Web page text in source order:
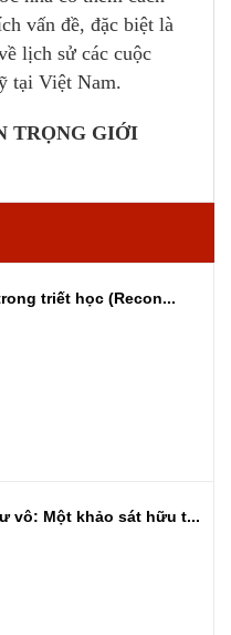
vấn đề, đặc biệt là
lịch sử các cuộc
tại Việt Nam.
TRỌNG GIỚI
triết học (Recon...
vô: Một khảo sát hữu t...